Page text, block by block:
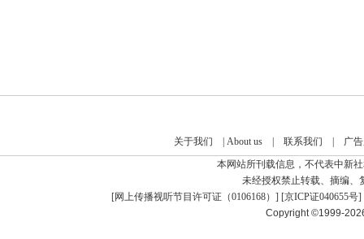
关于我们 About us| 联系我们
广
本网站所刊载信息，不代表中新
未经授权禁止转载、摘编、
[网上传播视听节目许可证（0106168） ] [京ICP证040655号]
Copyright ©1999-